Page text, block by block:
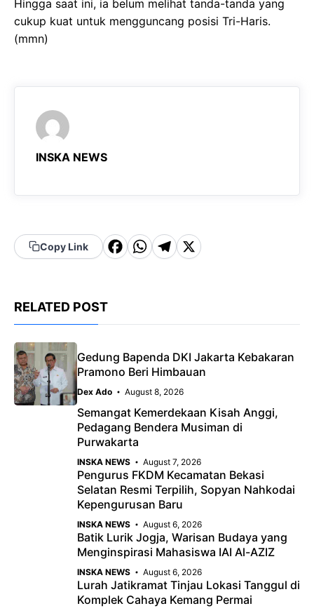
Hingga saat ini, ia belum melihat tanda-tanda yang
cukup kuat untuk mengguncang posisi Tri-Haris.
(mmn)
INSKA NEWS
Copy Link
F
o
o
k
W
A
p
p
T
a
m
X
RELATED POST
Gedung Bapenda DKI Jakarta Kebakaran
Pramono Beri Himbauan
Dex Ado August 8, 2026
Semangat Kemerdekaan Kisah Anggi,
Pedagang Bendera Musiman di
Purwakarta
INSKA NEWS August 7, 2026
Pengurus FKDM Kecamatan Bekasi
Selatan Resmi Terpilih, Sopyan Nahkodai
Kepengurusan Baru
INSKA NEWS August 6, 2026
Batik Lurik Jogja, Warisan Budaya yang
Menginspirasi Mahasiswa IAI Al-AZIZ
INSKA NEWS August 6, 2026
Lurah Jatikramat Tinjau Lokasi Tanggul di
Komplek Cahaya Kemang Permai